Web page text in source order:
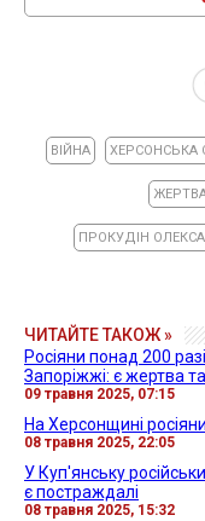
ВІЙНА ХЕРСОНСЬКА
ПРОКУДІН
ЧИТАЙТЕ ТАКОЖ »
Росіяни понад 200
Запоріжжі: є жертва
09 травня 2025, 07:15
На Херсонщині
08 травня 2025, 22:05
У Куп'янську
є постраждалі
08 травня 2025, 15:32